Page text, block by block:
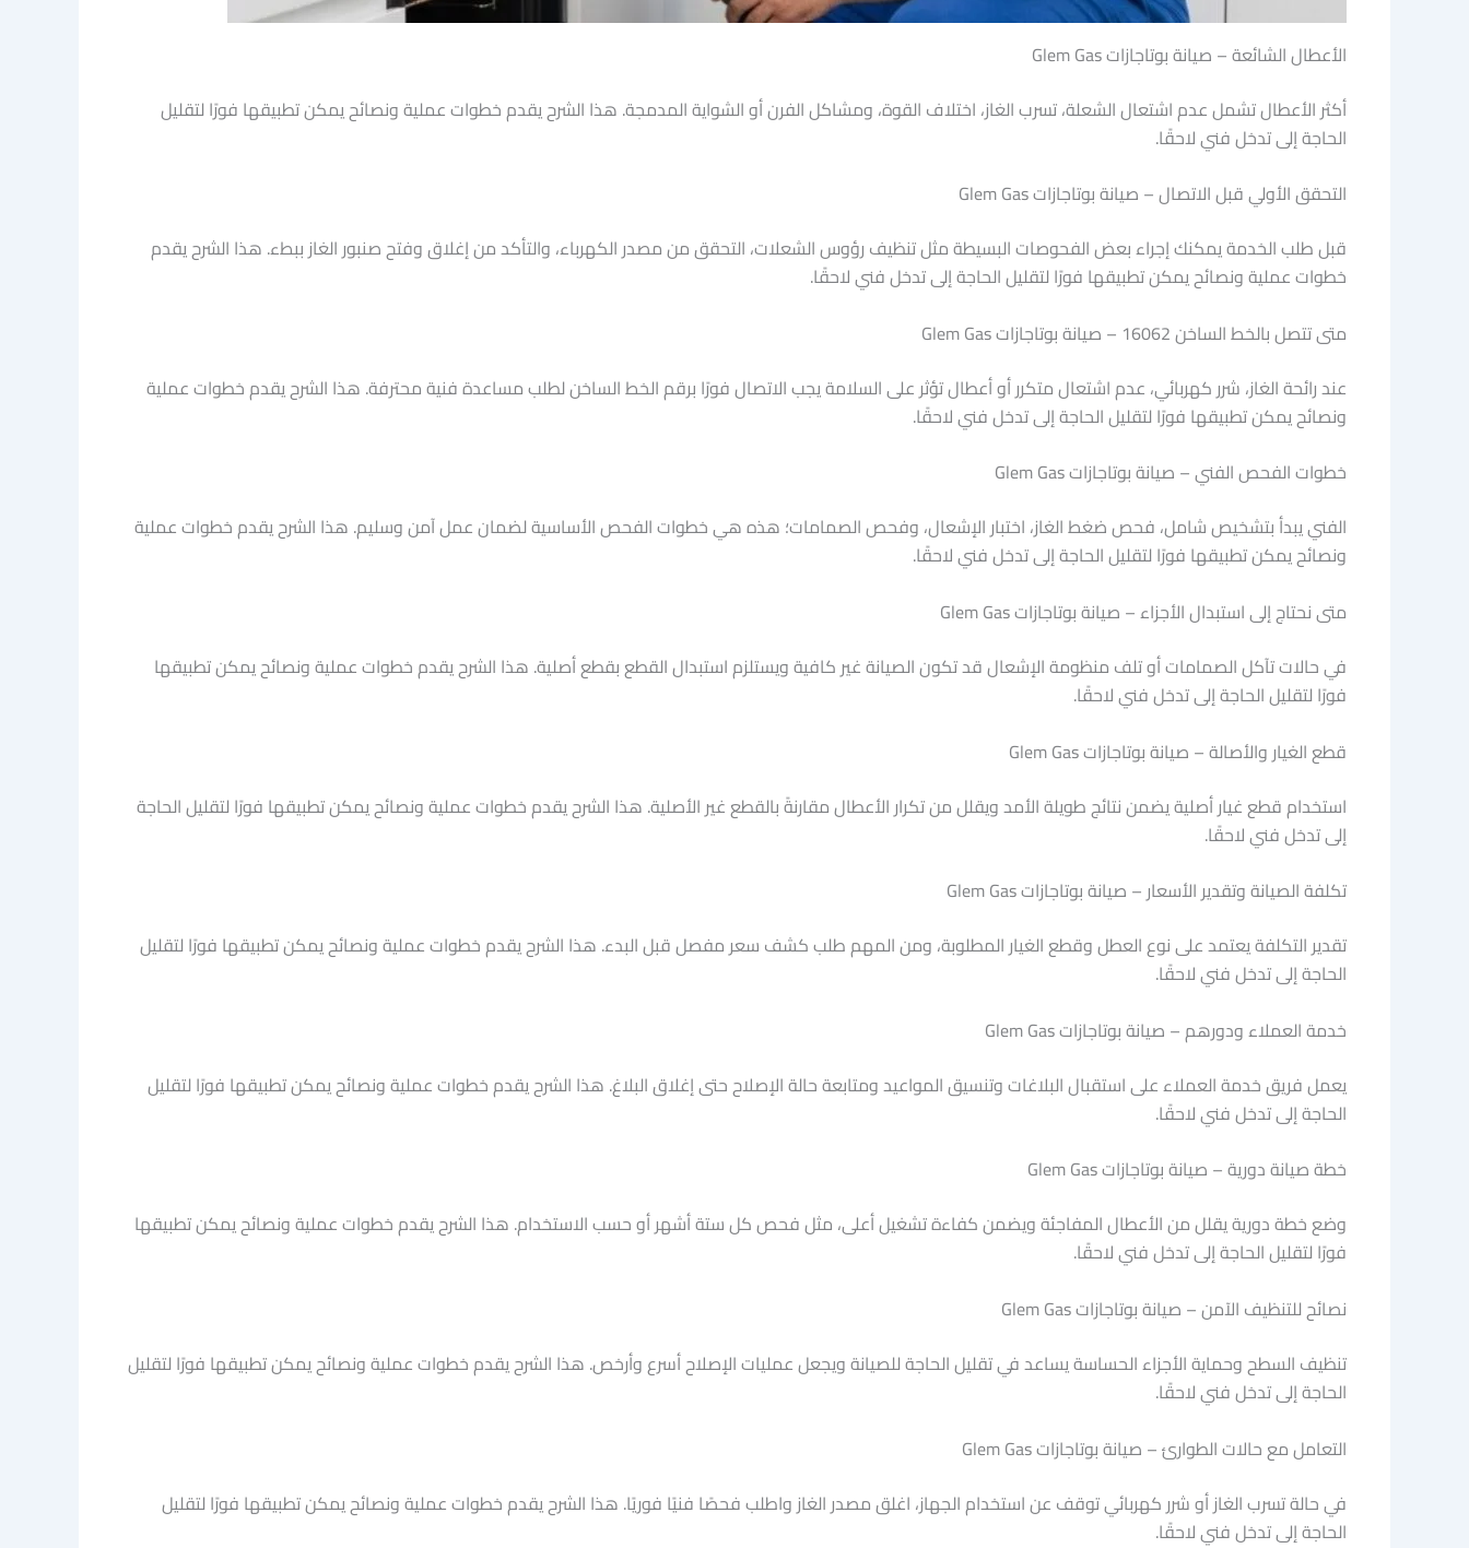
الأعطال الشائعة – صيانة بوتاجازات Glem Gas
أكثر الأعطال تشمل عدم اشتعال الشعلة، تسرب الغاز، اختلاف القوة، ومشاكل الفرن أو الشواية المدمجة. هذا الشرح يقدم خطوات عملية ونصائح يمكن تطبيقها فورًا لتقليل
الحاجة إلى تدخل فني لاحقًا.
التحقق الأولي قبل الاتصال – صيانة بوتاجازات Glem Gas
قبل طلب الخدمة يمكنك إجراء بعض الفحوصات البسيطة مثل تنظيف رؤوس الشعلات، التحقق من مصدر الكهرباء، والتأكد من إغلاق وفتح صنبور الغاز ببطء. هذا الشرح يقدم
خطوات عملية ونصائح يمكن تطبيقها فورًا لتقليل الحاجة إلى تدخل فني لاحقًا.
متى تتصل بالخط الساخن 16062 – صيانة بوتاجازات Glem Gas
عند رائحة الغاز، شرر كهربائي، عدم اشتعال متكرر أو أعطال تؤثر على السلامة يجب الاتصال فورًا برقم الخط الساخن لطلب مساعدة فنية محترفة. هذا الشرح يقدم خطوات عملية
ونصائح يمكن تطبيقها فورًا لتقليل الحاجة إلى تدخل فني لاحقًا.
خطوات الفحص الفني – صيانة بوتاجازات Glem Gas
الفني يبدأ بتشخيص شامل، فحص ضغط الغاز، اختبار الإشعال، وفحص الصمامات؛ هذه هي خطوات الفحص الأساسية لضمان عمل آمن وسليم. هذا الشرح يقدم خطوات عملية
ونصائح يمكن تطبيقها فورًا لتقليل الحاجة إلى تدخل فني لاحقًا.
متى نحتاج إلى استبدال الأجزاء – صيانة بوتاجازات Glem Gas
في حالات تآكل الصمامات أو تلف منظومة الإشعال قد تكون الصيانة غير كافية ويستلزم استبدال القطع بقطع أصلية. هذا الشرح يقدم خطوات عملية ونصائح يمكن تطبيقها
فورًا لتقليل الحاجة إلى تدخل فني لاحقًا.
قطع الغيار والأصالة – صيانة بوتاجازات Glem Gas
استخدام قطع غيار أصلية يضمن نتائج طويلة الأمد ويقلل من تكرار الأعطال مقارنةً بالقطع غير الأصلية. هذا الشرح يقدم خطوات عملية ونصائح يمكن تطبيقها فورًا لتقليل الحاجة
إلى تدخل فني لاحقًا.
تكلفة الصيانة وتقدير الأسعار – صيانة بوتاجازات Glem Gas
تقدير التكلفة يعتمد على نوع العطل وقطع الغيار المطلوبة، ومن المهم طلب كشف سعر مفصل قبل البدء. هذا الشرح يقدم خطوات عملية ونصائح يمكن تطبيقها فورًا لتقليل
الحاجة إلى تدخل فني لاحقًا.
خدمة العملاء ودورهم – صيانة بوتاجازات Glem Gas
يعمل فريق خدمة العملاء على استقبال البلاغات وتنسيق المواعيد ومتابعة حالة الإصلاح حتى إغلاق البلاغ. هذا الشرح يقدم خطوات عملية ونصائح يمكن تطبيقها فورًا لتقليل
الحاجة إلى تدخل فني لاحقًا.
خطة صيانة دورية – صيانة بوتاجازات Glem Gas
وضع خطة دورية يقلل من الأعطال المفاجئة ويضمن كفاءة تشغيل أعلى، مثل فحص كل ستة أشهر أو حسب الاستخدام. هذا الشرح يقدم خطوات عملية ونصائح يمكن تطبيقها
فورًا لتقليل الحاجة إلى تدخل فني لاحقًا.
نصائح للتنظيف الآمن – صيانة بوتاجازات Glem Gas
تنظيف السطح وحماية الأجزاء الحساسة يساعد في تقليل الحاجة للصيانة ويجعل عمليات الإصلاح أسرع وأرخص. هذا الشرح يقدم خطوات عملية ونصائح يمكن تطبيقها فورًا لتقليل
الحاجة إلى تدخل فني لاحقًا.
التعامل مع حالات الطوارئ – صيانة بوتاجازات Glem Gas
في حالة تسرب الغاز أو شرر كهربائي توقف عن استخدام الجهاز، اغلق مصدر الغاز واطلب فحصًا فنيًا فوريًا. هذا الشرح يقدم خطوات عملية ونصائح يمكن تطبيقها فورًا لتقليل
الحاجة إلى تدخل فني لاحقًا.